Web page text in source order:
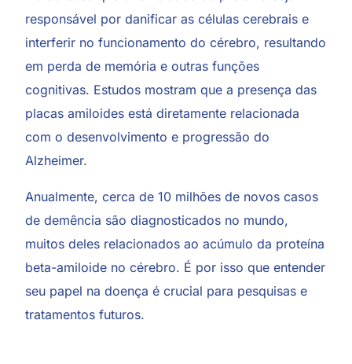
responsável por danificar as células cerebrais e
interferir no funcionamento do cérebro, resultando
em perda de memória e outras funções
cognitivas. Estudos mostram que a presença das
placas amiloides está diretamente relacionada
com o desenvolvimento e progressão do
Alzheimer.
Anualmente, cerca de 10 milhões de novos casos
de demência são diagnosticados no mundo,
muitos deles relacionados ao acúmulo da proteína
beta-amiloide no cérebro. É por isso que entender
seu papel na doença é crucial para pesquisas e
tratamentos futuros.